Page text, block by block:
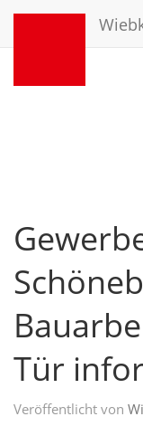
Tür
Veröffentlicht von